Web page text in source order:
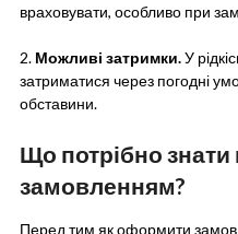
враховувати, особливо при
2. Можливі затримки.У
затриматися через погодні
обставини.
Що потрібно знати
замовленням?
Перед тим як оформити